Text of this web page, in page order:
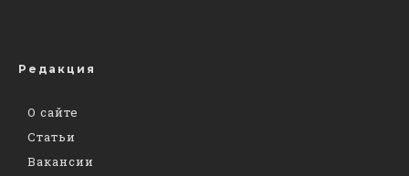
Редакция
О сайте
Статьи
Вакансии